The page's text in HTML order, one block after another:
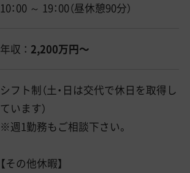
10：00 ～ 19：00（昼休憩90分）
年収 ： 2,200万円〜
シフト制（土・日は交代で休日を取得し
ています）
※週1勤務もご相談下さい。
【その他休暇】